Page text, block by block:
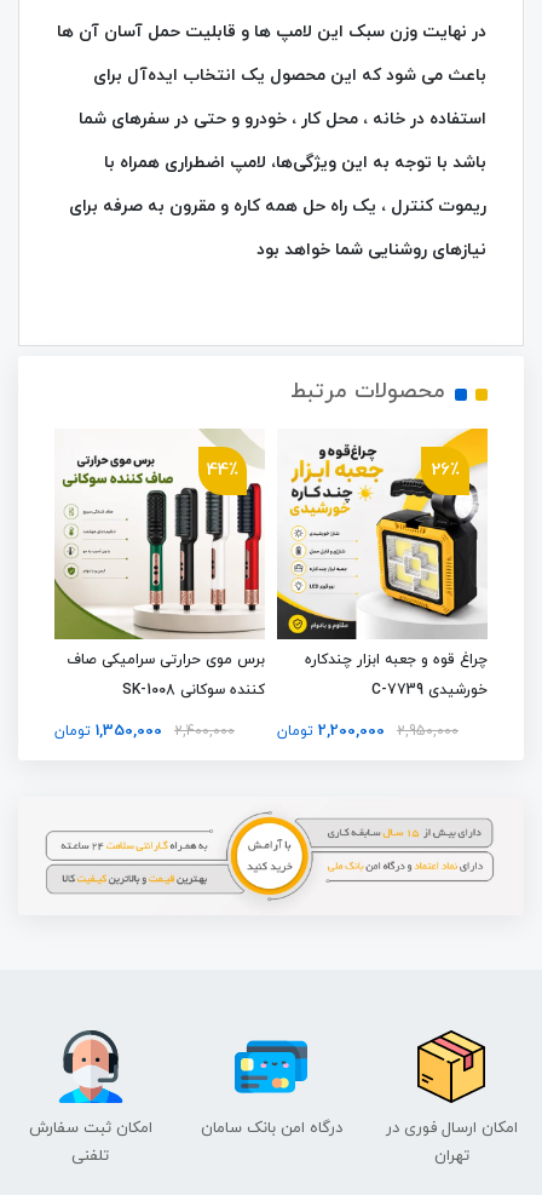
در نهایت وزن سبک این لامپ‌ ها و قابلیت حمل آسان آن‌ ها
باعث می‌ شود که این محصول یک انتخاب ایده‌آل برای
استفاده در خانه ، محل کار ، خودرو و حتی در سفرهای شما
باشد با توجه به این ویژگی‌ها، لامپ اضطراری همراه با
ریموت کنترل ، یک راه‌ حل همه‌ کاره و مقرون‌ به‌ صرفه برای
نیازهای روشنایی شما خواهد بود
محصولات مرتبط
چراغ قوه و جعبه ابزار چندکاره
خورشیدی C-7739
2,950,000
26٪
2,200,000 تومان
برس موی حرارتی سرامیکی صاف
کننده سوکانی SK-1008
2,400,000
44٪
1,350,000 تومان
امکان ارسال فوری در
تهران
درگاه امن بانک سامان
امکان ثبت سفارش
تلفنی